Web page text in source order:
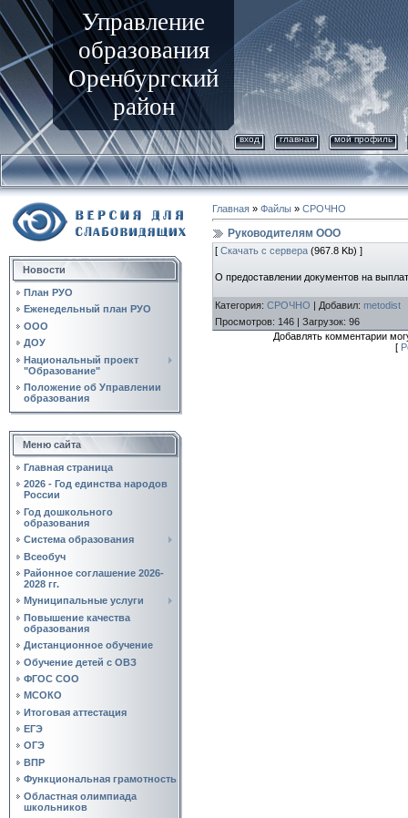
Управление
образования
Оренбургский
район
вход главная мой профиль
Новости
План РУО
Еженедельный план РУО
ООО
ДОУ
Национальный проект
"Образование"
Положение об Управлении
образования
Меню сайта
Главная страница
2026 - Год единства народов
России
Год дошкольного
образования
Система образования
Всеобуч
Районное соглашение 2026-
2028 гг.
Муниципальные услуги
Повышение качества
образования
Дистанционное обучение
Обучение детей с ОВЗ
ФГОС СОО
МСОКО
Итоговая аттестация
ЕГЭ
ОГЭ
ВПР
Функциональная грамотность
Областная олимпиада
школьников
Главная » Файлы » СРОЧНО
Руководителям ООО
[ Скачать с сервера (967.8 Kb) ]
О предоставлении документов на
Категория: СРОЧНО | Добавил: metodist
Просмотров: 146 | Загрузок: 96
Добавлять комментарии
[